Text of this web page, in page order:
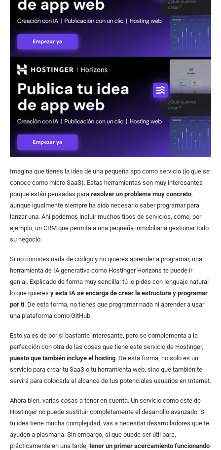
Imagina que tienes la idea de una pequeña app como servicio (lo que se
conoce como micro SaaS). Estas herramientas son muy interesantes
porque están pensadas para resolver un problema muy concreto
aunque igualmente siempre ha sido necesario saber programar para
lanzar una. Ahí podemos incluir muchos tipos de servicios, como, por
ejemplo, un CRM que permita a una pequeña inmobiliaria gestionar todo
su negocio.
Si no conoces nada de código y no quieres aprender a programar, una
herramienta de IA generativa como Hostinger Horizons te puede ir
genial. Explicado de forma muy sencilla: tú le pides con lenguaje natural
lo que quieres y esta IA se encarga de crear la estructura y programar
por ti. De esta forma, no tienes que programar nada ni aprender a usar
una plataforma como GitHub.
Esto ya es de por sí bastante interesante, pero se complementa a la
perfección con otra de las cosas que tiene este servicio de Hostinger,
puesto que también incluye el hosting. De esta forma, no solo es un
servicio para crear tu SaaS o tu herramienta web, sino que también te
servirá para colocarla al alcance de tus potenciales usuarios en Internet.
Ahora bien, varias cosas a tener en cuenta. Un servicio como este de
Hostinger no puede sustituir completamente el desarrollo avanzado. Si
tu idea tiene mucha complejidad, vas a necesitar desarrolladores que te
ayuden a plasmarla. Sin embargo, sí que puede ser útil para,
prácticamente en una tarde, tener un primer acercamiento funcionando